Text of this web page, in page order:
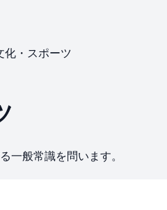
化・スポーツ
一般常識を問います。